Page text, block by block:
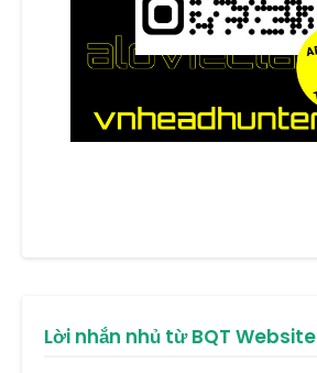
Lời nhắn nhủ từ BQT Website